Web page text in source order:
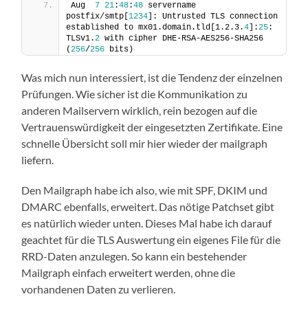
Aug 7 21:48:48 servername
postfix/smtp[1234 ]: Untrusted TLS connection
established to mx01.domain.tld[1.2.3.4 ]:25:
TLSv1.2 with cipher DHE-RSA-AES256-SHA256
(256/256 bits)
Was mich nun interessiert, ist die Tendenz der einzelnen
Prüfungen. Wie sicher ist die Kommunikation zu
anderen Mailservern wirklich, rein bezogen auf die
Vertrauenswürdigkeit der eingesetzten Zertifikate. Eine
schnelle Übersicht soll mir hier wieder der mailgraph
liefern.
Den Mailgraph habe ich also, wie mit SPF, DKIM und
DMARC ebenfalls, erweitert. Das nötige Patchset gibt
es natürlich wieder unten. Dieses Mal habe ich darauf
geachtet für die TLS Auswertung ein eigenes File für die
RRD-Daten anzulegen. So kann ein bestehender
Mailgraph einfach erweitert werden, ohne die
vorhandenen Daten zu verlieren.